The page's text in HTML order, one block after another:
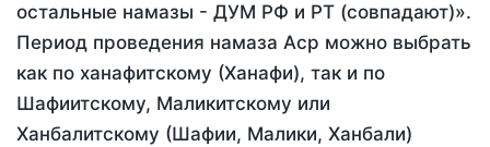
остальные намазы - ДУМ РФ и РТ (совпадают)».
Период проведения намаза Аср можно выбрать
как по ханафитскому (Ханафи), так и по
Шафиитскому, Маликитскому или
Ханбалитскому (Шафии, Малики, Ханбали)